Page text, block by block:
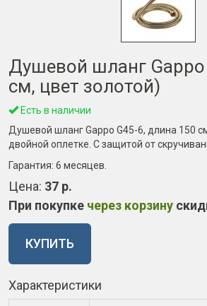
Душевой шланг Gappo
см, цвет золотой)
Есть в наличии
Душевой шланг Gappo G45-6, длина 150
двойной оплетке. С защитой от
Гарантия: 6 месяцев
Цена: 37 р.
При покупке через корзину
КУПИТЬ
Характеристики